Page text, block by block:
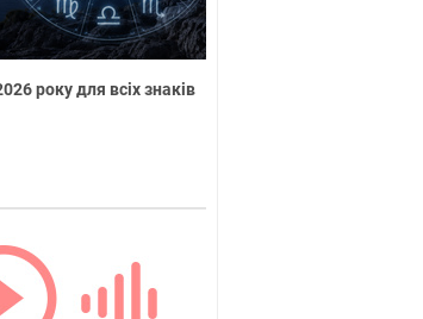
року для всіх знаків